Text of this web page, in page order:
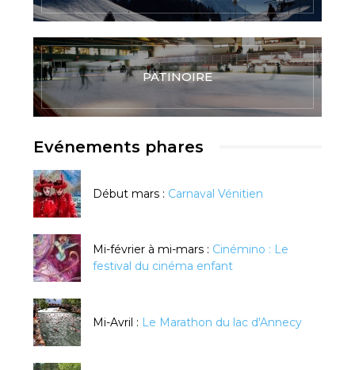
PATINOIRE
Evénements phares
Début mars : Carnaval Vénitien
Mi-février à mi-mars : Cinémino : Le
festival du cinéma enfant
Mi-Avril : Le Marathon du lac d'Annecy